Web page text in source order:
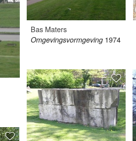
Bas Maters
Omgevingsvormgeving 1974